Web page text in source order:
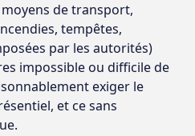
de transport,
tempêtes,
par les autorités)
impossible ou difficile de
exiger le
et ce sans